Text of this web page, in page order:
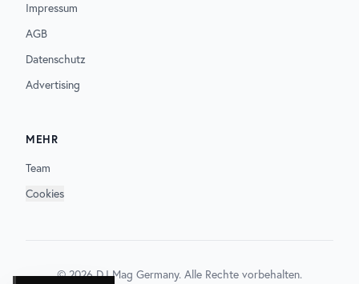
Impressum
AGB
Datenschutz
Advertising
MEHR
Team
Cookies
©2026DJ Mag Germany. Alle Rechte vorbehalten.